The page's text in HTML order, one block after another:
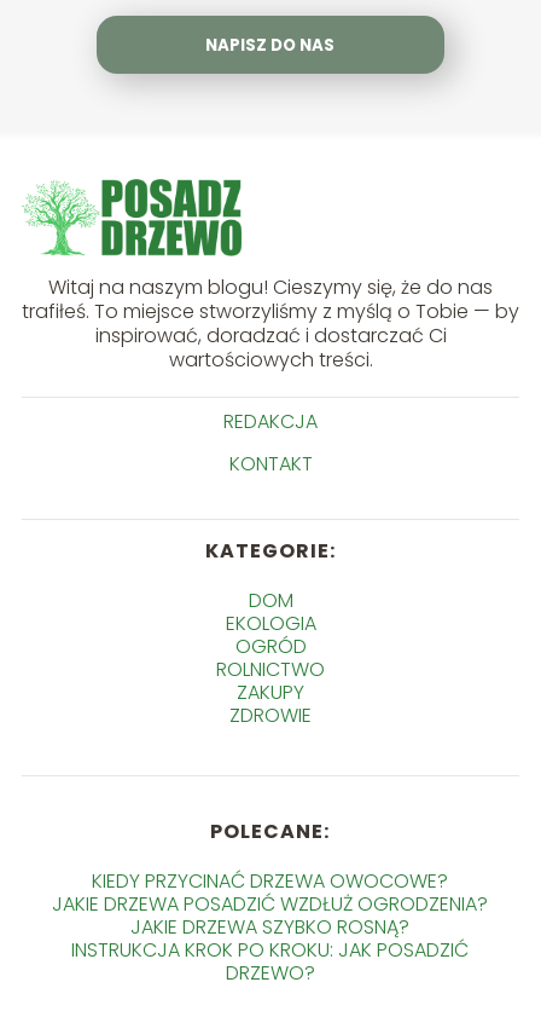
NAPISZ DO NAS
Witaj na naszym blogu! Cieszymy się, że do nas
trafiłeś. To miejsce stworzyliśmy z myślą o Tobie — by
inspirować, doradzać i dostarczać Ci
wartościowych treści.
REDAKCJA
KONTAKT
KATEGORIE:
DOM
EKOLOGIA
OGRÓD
ROLNICTWO
ZAKUPY
ZDROWIE
POLECANE:
KIEDY PRZYCINAĆ DRZEWA OWOCOWE?
JAKIE DRZEWA POSADZIĆ WZDŁUŻ OGRODZENIA?
JAKIE DRZEWA SZYBKO ROSNĄ?
INSTRUKCJA KROK PO KROKU: JAK POSADZIĆ
DRZEWO?